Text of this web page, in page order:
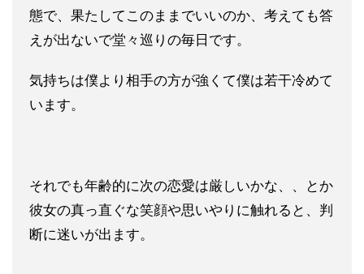
態で、果たしてこのままでいいのか、考えても答
えが出ないで堂々巡りの毎日です。
気持ちは僕より相手の方が強くて僕は若干冷めて
います。
それでも年齢的に次の恋愛は厳しいかな、、とか
彼女の真っ直ぐな笑顔や思いやりに触れると、判
断に迷いが出ます。